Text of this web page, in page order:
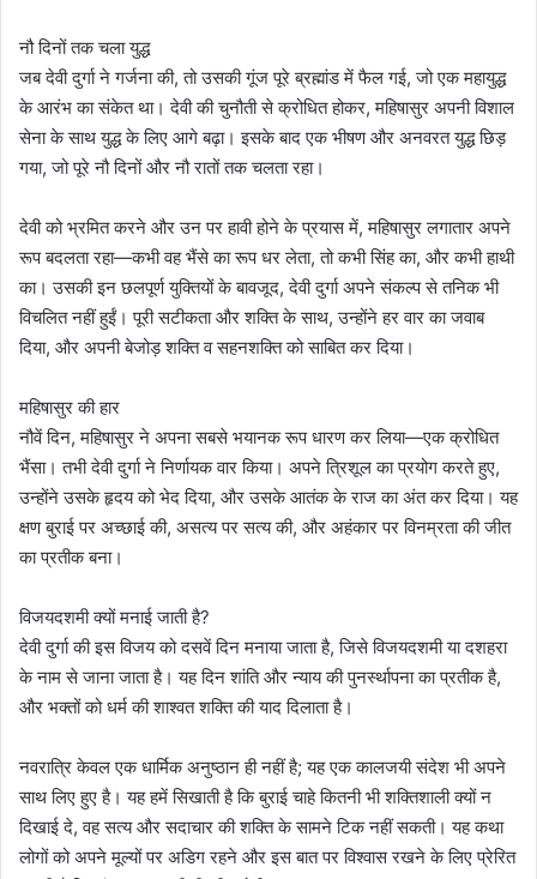
नौ दिनों तक चला युद्ध
जब देवी दुर्गा ने गर्जना की, तो उसकी गूंज पूरे ब्रह्मांड में फैल गई, जो एक महायुद्ध
के आरंभ का संकेत था। देवी की चुनौती से क्रोधित होकर, महिषासुर अपनी विशाल
सेना के साथ युद्ध के लिए आगे बढ़ा। इसके बाद एक भीषण और अनवरत युद्ध छिड़
गया, जो पूरे नौ दिनों और नौ रातों तक चलता रहा।
देवी को भ्रमित करने और उन पर हावी होने के प्रयास में, महिषासुर लगातार अपने
रूप बदलता रहा—कभी वह भैंसे का रूप धर लेता, तो कभी सिंह का, और कभी हाथी
का। उसकी इन छलपूर्ण युक्तियों के बावजूद, देवी दुर्गा अपने संकल्प से तनिक भी
विचलित नहीं हुईं। पूरी सटीकता और शक्ति के साथ, उन्होंने हर वार का जवाब
दिया, और अपनी बेजोड़ शक्ति व सहनशक्ति को साबित कर दिया।
महिषासुर की हार
नौवें दिन, महिषासुर ने अपना सबसे भयानक रूप धारण कर लिया—एक क्रोधित
भैंसा। तभी देवी दुर्गा ने निर्णायक वार किया। अपने त्रिशूल का प्रयोग करते हुए,
उन्होंने उसके हृदय को भेद दिया, और उसके आतंक के राज का अंत कर दिया। यह
क्षण बुराई पर अच्छाई की, असत्य पर सत्य की, और अहंकार पर विनम्रता की जीत
का प्रतीक बना।
विजयदशमी क्यों मनाई जाती है?
देवी दुर्गा की इस विजय को दसवें दिन मनाया जाता है, जिसे विजयदशमी या दशहरा
के नाम से जाना जाता है। यह दिन शांति और न्याय की पुनर्स्थापना का प्रतीक है,
और भक्तों को धर्म की शाश्वत शक्ति की याद दिलाता है।
नवरात्रि केवल एक धार्मिक अनुष्ठान ही नहीं है; यह एक कालजयी संदेश भी अपने
साथ लिए हुए है। यह हमें सिखाती है कि बुराई चाहे कितनी भी शक्तिशाली क्यों न
दिखाई दे, वह सत्य और सदाचार की शक्ति के सामने टिक नहीं सकती। यह कथा
लोगों को अपने मूल्यों पर अडिग रहने और इस बात पर विश्वास रखने के लिए प्रेरित